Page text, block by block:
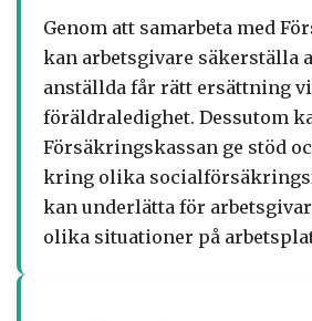
Genom att samarbeta med
kan arbetsgivare säkerställa
anställda får rätt ersättning
föräldraledighet. Dessutom
Försäkringskassan ge stöd
kring olika
kan underlätta för
olika situationer på